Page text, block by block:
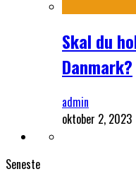
Skal du
Danmark?
admin
oktober 2, 2023
Seneste